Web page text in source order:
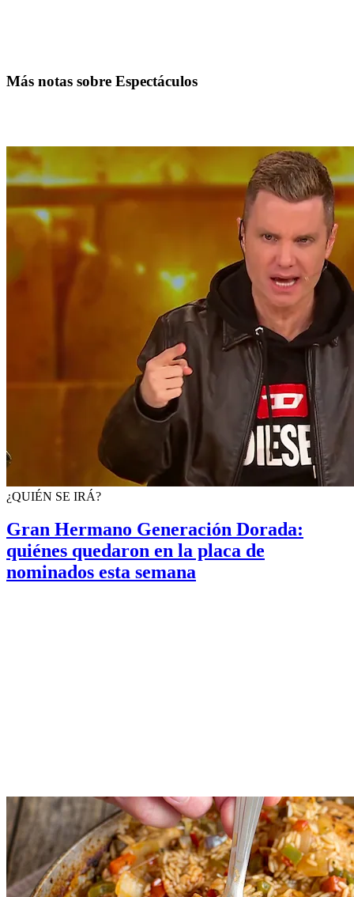
Más notas sobre Espectáculos
¿QUIÉN SE IRÁ?
Gran Hermano Generación Dorada:
quiénes quedaron en la placa de
nominados esta semana